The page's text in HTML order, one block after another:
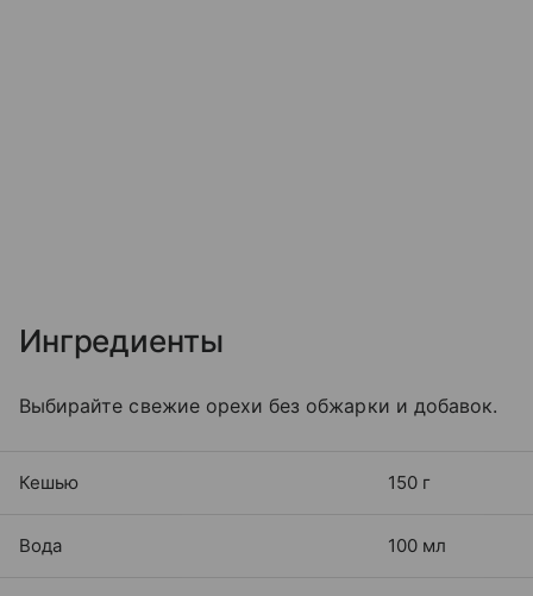
Ингредиенты
Выбирайте свежие орехи без обжарки и добавок.
Кешью 150 г
Вода 100 мл